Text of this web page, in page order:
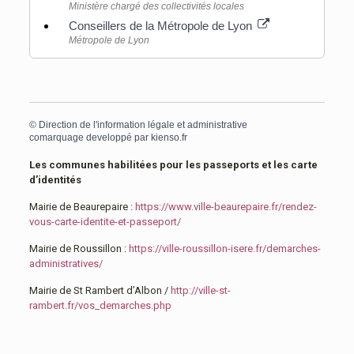
Ministère chargé des collectivités locales
Conseillers de la Métropole de Lyon
Métropole de Lyon
© Direction de l'information légale et administrative
comarquage developpé par kienso.fr
Les communes habilitées pour les passeports et les carte
d’identités
Mairie de Beaurepaire : https://www.ville-beaurepaire.fr/rendez-
vous-carte-identite-et-passeport/
Mairie de Roussillon : https://ville-roussillon-isere.fr/demarches-
administratives/
Mairie de St Rambert d’Albon / http://ville-st-
rambert.fr/vos_demarches.php